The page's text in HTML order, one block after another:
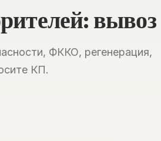
вывоз
ФККО, регенерация,
КП.